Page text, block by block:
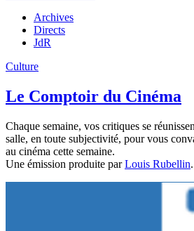
Archives
Directs
JdR
Culture
Le Comptoir du Cinéma
Chaque semaine, vos critiques se
salle, en toute subjectivité, pour vous
au cinéma cette semaine.
Une émission produite parLouis Rubellin.